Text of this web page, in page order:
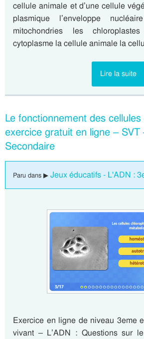
cellule animale et d’une cellule
plasmique l’enveloppe
mitochondries les
cytoplasme la cellule animale la
Lire la suite
Le fonctionnement des cellules
exercice gratuit en ligne –
Secondaire
Paru dans ▶ Jeux éducatifs - L'ADN :
Exercice en ligne de niveau 3eme
vivant – L’ADN : Questions sur